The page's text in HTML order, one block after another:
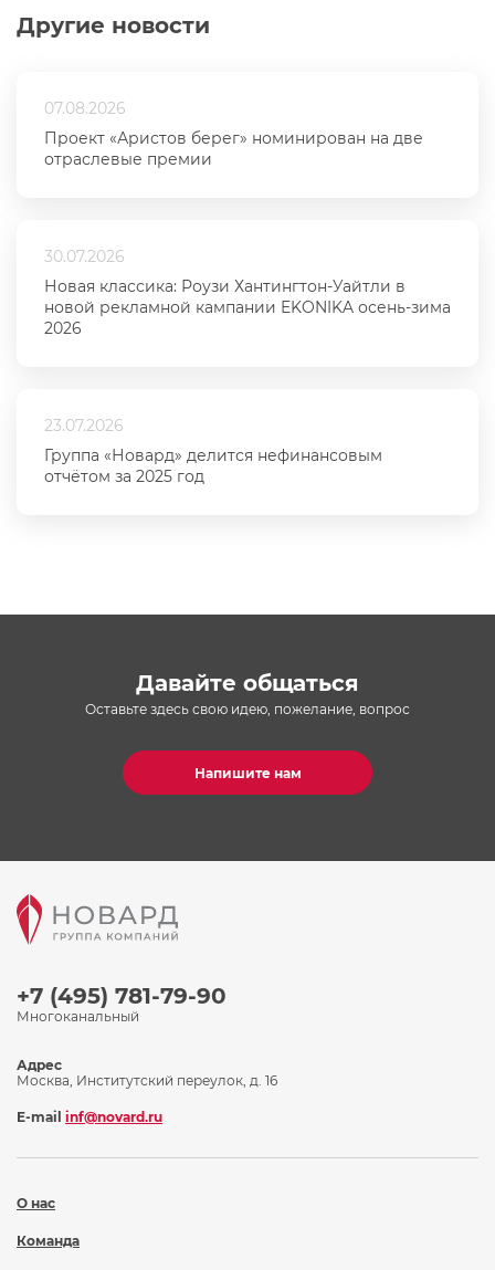
Другие новости
07.08.2026
Проект «Аристов берег» номинирован на две
отраслевые премии
30.07.2026
Новая классика: Роузи Хантингтон-Уайтли в
новой рекламной кампании EKONIKA осень-зима
2026
23.07.2026
Группа «Новард» делится нефинансовым
отчётом за 2025 год
Давайте общаться
Оставьте здесь свою идею, пожелание, вопрос
Напишите нам
+7 (495) 781-79-90
Многоканальный
О нас
Команда
Адрес
Москва, Институтский переулок, д. 16
E-mail inf@novard.ru